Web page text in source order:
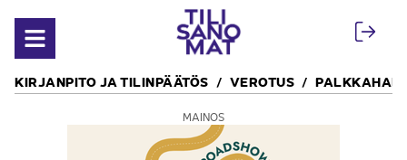
Avaa valikko
KIRJANPITO JA TILINPÄÄTÖS VEROTUS
MAINOS